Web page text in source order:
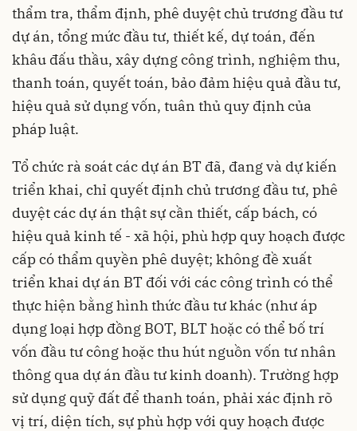
thẩm tra, thẩm định, phê duyệt chủ trương đầu tư
dự án, tổng mức đầu tư, thiết kế, dự toán, đến
khâu đấu thầu, xây dựng công trình, nghiệm thu,
thanh toán, quyết toán, bảo đảm hiệu quả đầu tư,
hiệu quả sử dụng vốn, tuân thủ quy định của
pháp luật.
Tổ chức rà soát các dự án BT đã, đang và dự kiến
triển khai, chỉ quyết định chủ trương đầu tư, phê
duyệt các dự án thật sự cần thiết, cấp bách, có
hiệu quả kinh tế - xã hội, phù hợp quy hoạch được
cấp có thẩm quyền phê duyệt; không đề xuất
triển khai dự án BT đối với các công trình có thể
thực hiện bằng hình thức đầu tư khác (như áp
dụng loại hợp đồng BOT, BLT hoặc có thể bố trí
vốn đầu tư công hoặc thu hút nguồn vốn tư nhân
thông qua dự án đầu tư kinh doanh). Trường hợp
sử dụng quỹ đất để thanh toán, phải xác định rõ
vị trí, diện tích, sự phù hợp với quy hoạch được